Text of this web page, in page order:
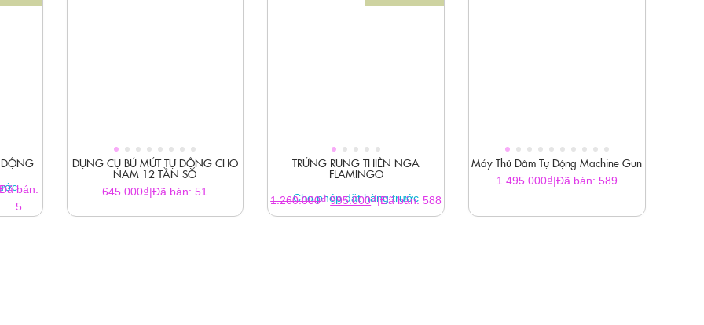
ĐỘNG
Đã bán:
5
DỤNG CỤ BÚ MÚT TỰ ĐỘNG CHO
NAM 12 TẦN SỐ
645.000₫ |Đã bán: 51
TRỨNG RUNG THIÊN NGA
FLAMINGO
Cho phép đặt hàng trước
1.260.000₫ Giá
gốc
995.000₫Giá
hiện
|Đã bán: 588
Máy Thủ Dâm Tự Động Machine Gun
1.495.000₫ Đã bán: 589